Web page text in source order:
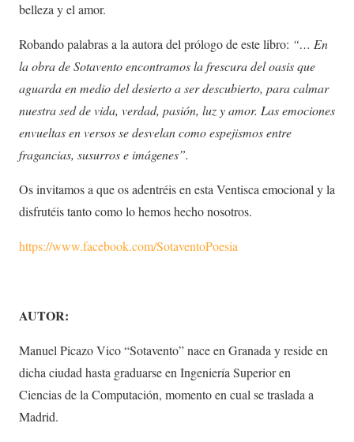
belleza y el amor.
Robando palabras a la autora del prólogo de este libro: “… En
la obra de Sotavento encontramos la frescura del oasis que
aguarda en medio del desierto a ser descubierto, para calmar
nuestra sed de vida, verdad, pasión, luz y amor. Las emociones
envueltas en versos se desvelan como espejismos entre
fragancias, susurros e imágenes”.
Os invitamos a que os adentréis en esta Ventisca emocional y la
disfrutéis tanto como lo hemos hecho nosotros.
https://www.facebook.com/SotaventoPoesia
AUTOR:
Manuel Picazo Vico “Sotavento” nace en Granada y reside en
dicha ciudad hasta graduarse en Ingeniería Superior en
Ciencias de la Computación, momento en cual se traslada a
Madrid.